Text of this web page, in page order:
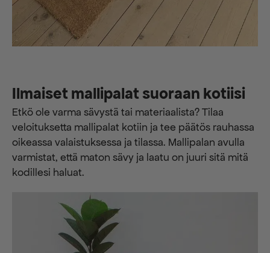
Ilmaiset mallipalat suoraan kotiisi
Etkö ole varma sävystä tai materiaalista? Tilaa
veloituksetta mallipalat kotiin ja tee päätös rauhassa
oikeassa valaistuksessa ja tilassa. Mallipalan avulla
varmistat, että maton sävy ja laatu on juuri sitä mitä
kodillesi haluat.